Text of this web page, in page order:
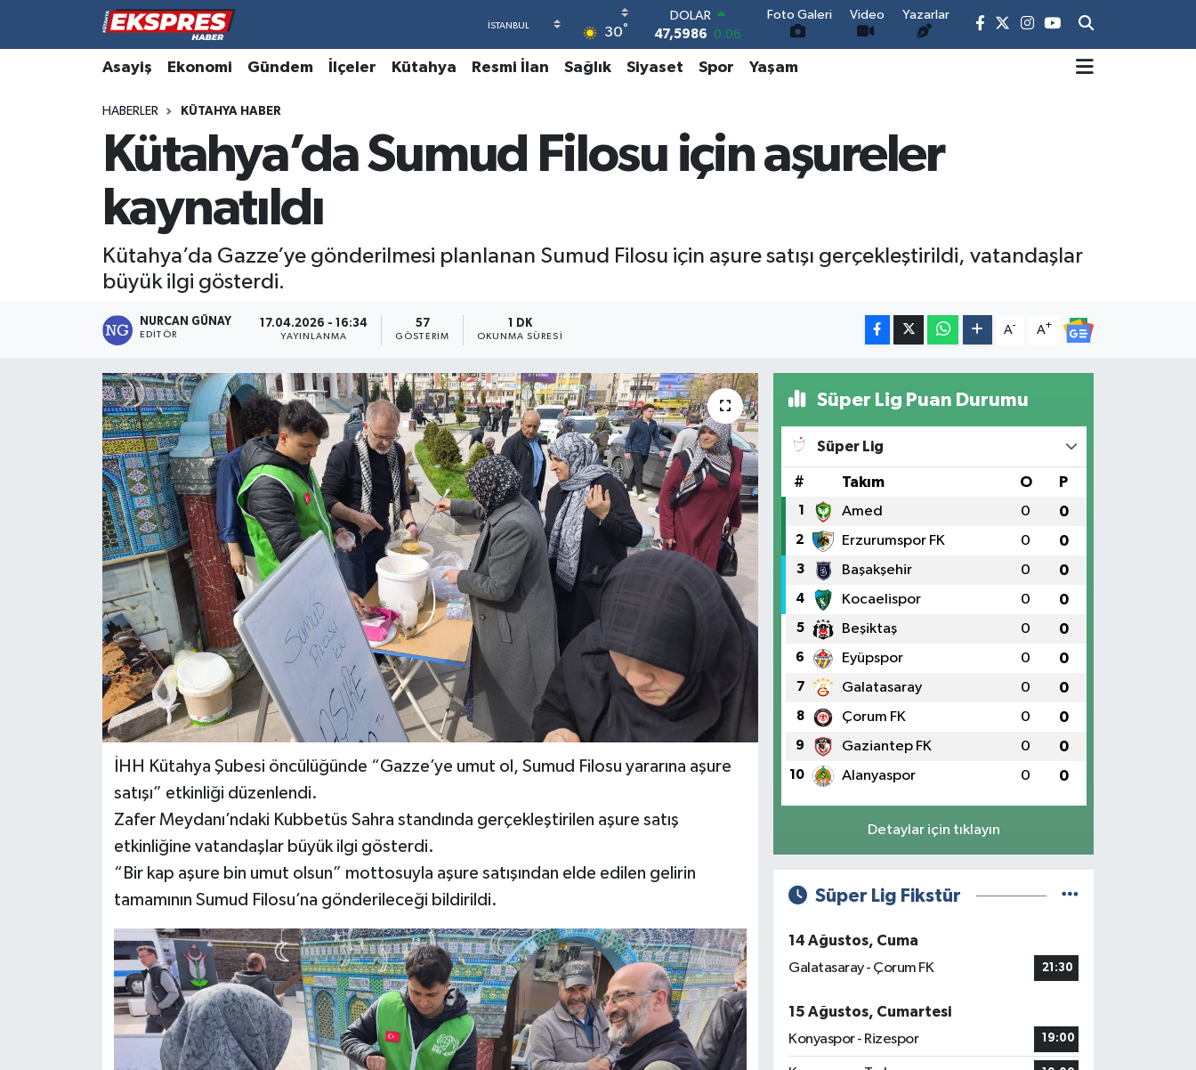
30°
EURO
55,0700
0.1
STERLİN
64,2438 0.21
13.768 48
BITCOIN
Foto Galeri Video Yazarlar
Asayiş Ekonomi Gündem İlçeler Kütahya Resmi İlan Sağlık Siyaset Spor Yaşam
HABERLER KÜTAHYA HABER
Kütahya’da Sumud Filosu için aşureler
kaynatıldı
Kütahya’da Gazze’ye gönderilmesi planlanan Sumud Filosu için aşure satışı gerçekleştirildi, vatandaşlar
büyük ilgi gösterdi.
NURCAN GÜNAY
EDITÖR
17.04.2026 - 16:34
YAYINLANMA
57
GÖSTERIM
1 DK
OKUNMA SÜRESI
A- A+
İHH Kütahya Şubesi öncülüğünde “Gazze’ye umut ol, Sumud Filosu yararına aşure
satışı” etkinliği düzenlendi.
Zafer Meydanı’ndaki Kubbetüs Sahra standında gerçekleştirilen aşure satış
etkinliğine vatandaşlar büyük ilgi gösterdi.
“Bir kap aşure bin umut olsun” mottosuyla aşure satışından elde edilen gelirin
tamamının Sumud Filosu’na gönderileceği bildirildi.
Süper Lig Puan Durumu
Süper Lig
# Takım O P
1 Amed 0 0
2 Erzurumspor FK 0 0
3 Başakşehir 0 0
4 Kocaelispor 0 0
5 Beşiktaş 0 0
6 Eyüpspor 0 0
7 Galatasaray 0 0
8 Çorum FK 0 0
9 Gaziantep FK 0 0
10 Alanyaspor 0 0
Detaylar için tıklayın
Süper Lig Fikstür
14 Ağustos, Cuma
Galatasaray - Çorum FK
21:30
15 Ağustos, Cumartesi
Konyaspor - Rizespor
19:00
Altıntaş
Aslanapa
Biyografiler
Çavdarhisar
Domaniç
Dumlupınar
Ekonomi
Foto Galeri
Kültür Sanat
Otomobil
Hava Durumu
Trafik Durumu
Süper Lig Puan Durumu ve Fikstür
Tüm Manşetler
Son Dakika Haberleri
Haber Arşivi